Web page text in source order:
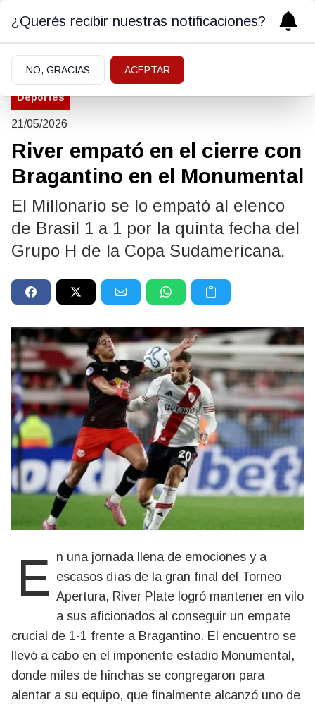
Deportes
21/05/2026
River empató en el cierre con
Bragantino en el Monumental
El Millonario se lo empató al elenco
de Brasil 1 a 1 por la quinta fecha del
Grupo H de la Copa Sudamericana.
En una jornada llena de emociones y a escasos días de la gran final del Torneo
Apertura, River Plate logró mantener en vilo
a sus aficionados al conseguir un empate
crucial de 1-1 frente a Bragantino. El encuentro se
llevó a cabo en el imponente estadio Monumental,
donde miles de hinchas se congregaron para
alentar a su equipo, que finalmente alcanzó uno de
¿Querés recibir nuestras notificaciones?
NO, GRACIAS ACEPTAR